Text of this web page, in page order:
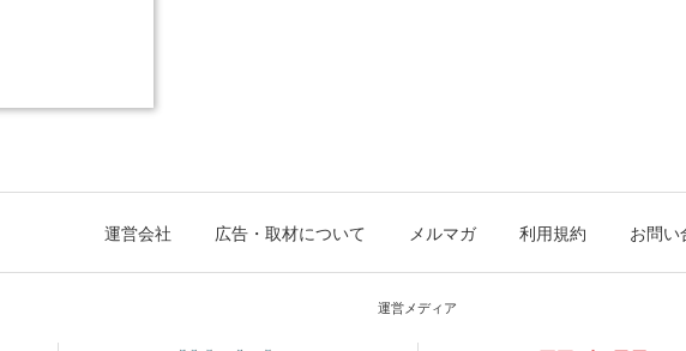
運営会社 広告・取材について メルマガ 利用規約 お問い
運営メディア